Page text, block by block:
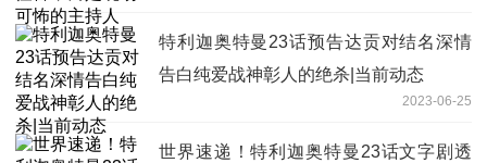
特利迦奥特曼23话预告达贡对结名深情
告白纯爱战神彰人的绝杀|当前动态
2023-06-25
世界速递！特利迦奥特曼23话文字剧透